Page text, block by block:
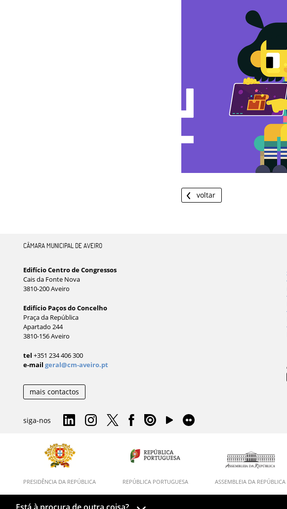
voltar
CÂMARA MUNICIPAL DE AVEIRO
Edifício Centro de Congressos
Cais da Fonte Nova
3810-200 Aveiro
Edifício Paços do Concelho
Praça da República
Apartado 244
3810-156 Aveiro
tel +351 234 406 300
e-mail geral@cm-aveiro.pt
mais contactos
siga-nos
PRESIDÊNCIA DA REPÚBLICA REPÚBLICA PORTUGUESA ASSEMBLEIA DA REPÚBLICA